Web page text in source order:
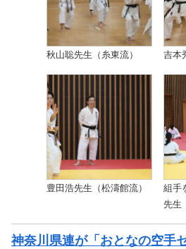
秋山聡先生（糸東流） 吉本
豊田浩先生（松濤館流）
組手
先生
神奈川県連が「おとなの空手